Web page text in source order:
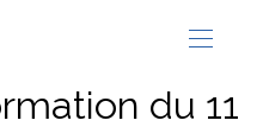
du 11